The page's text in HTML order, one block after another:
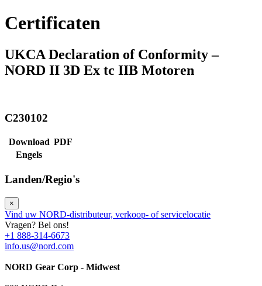
Certificaten
UKCA Declaration of Conformity –
NORD II 3D Ex tc IIB Motoren
C230102
Download PDF
Engels
Landen/Regio's
×
Vind uw NORD-distributeur, verkoop- of servicelocatie
Vragen? Bel ons!
+1 888-314-6673
info.us@nord.com
NORD Gear Corp - Midwest